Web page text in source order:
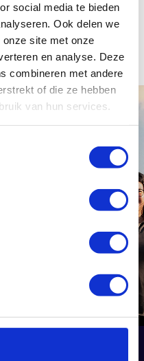
social media te bieden
Ook delen we
site met onze
en analyse. Deze
combineren met andere
of die ze hebben
van hun services.